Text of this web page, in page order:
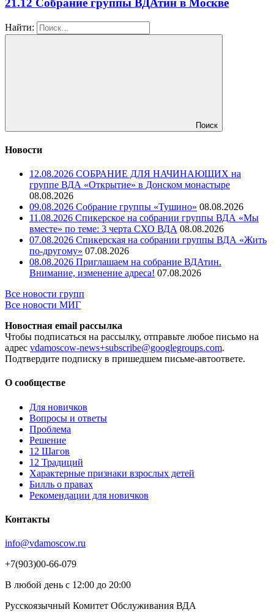
21.12 Собрание группы ВДАтин в Москве
Найти:
Поиск
Новости
12.08.2026 СОБРАНИЕ ДЛЯ НАЧИНАЮЩИХ на
группе ВДА «Открытие» в Донском монастыре
08.08.2026
09.08.2026 Собрание группы «Тушино» 08.08.2026
11.08.2026 Спикерское на собрании группы ВДА «Мы
вместе» по теме: 3 черта СХО ВДА 08.08.2026
07.08.2026 Спикерская на собрании группы ВДА «Жить
по-другому» 07.08.2026
08.08.2026 Приглашаем на собрание ВДАтин.
Внимание, изменение адреса! 07.08.2026
Все новости групп
Все новости МИГ
Новостная email рассылка
Чтобы подписаться на рассылку, отправьте любое письмо на
адрес vdamoscow-news+subscribe@googlegroups.com.
Подтвердите подписку в пришедшем письме-автоответе.
О сообществе
Для новичков
Вопросы и ответы
Проблема
Решение
12 Шагов
12 Традиций
Xарактерные признаки взрослых детей
Билль о правах
Рекомендации для новичков
Контакты
info@vdamoscow.ru
+7(903)00-66-079
В любой день с 12:00 до 20:00
Русскоязычный Комитет Обслуживания ВДА